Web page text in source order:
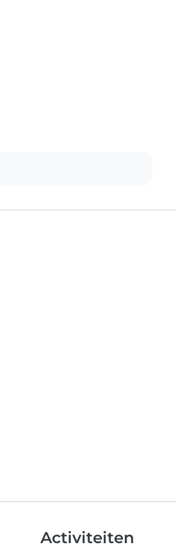
Activiteiten